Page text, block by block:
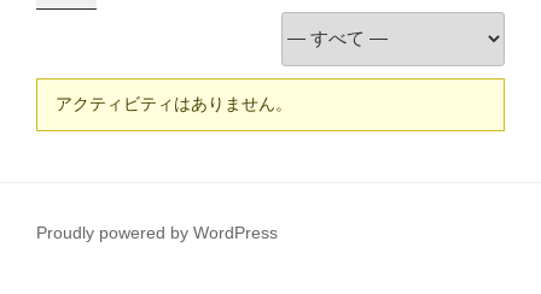
アクティビティはありません。
Proudly powered by WordPress